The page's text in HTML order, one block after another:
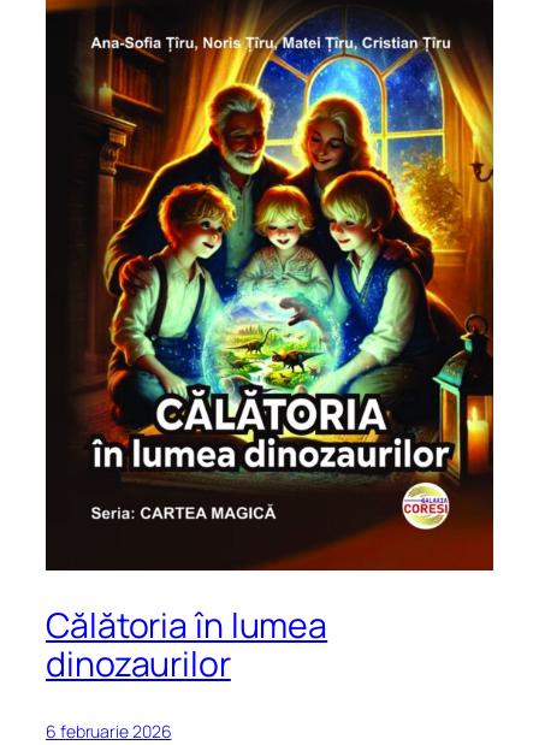
Călătoria în lumea
dinozaurilor
6 februarie 2026